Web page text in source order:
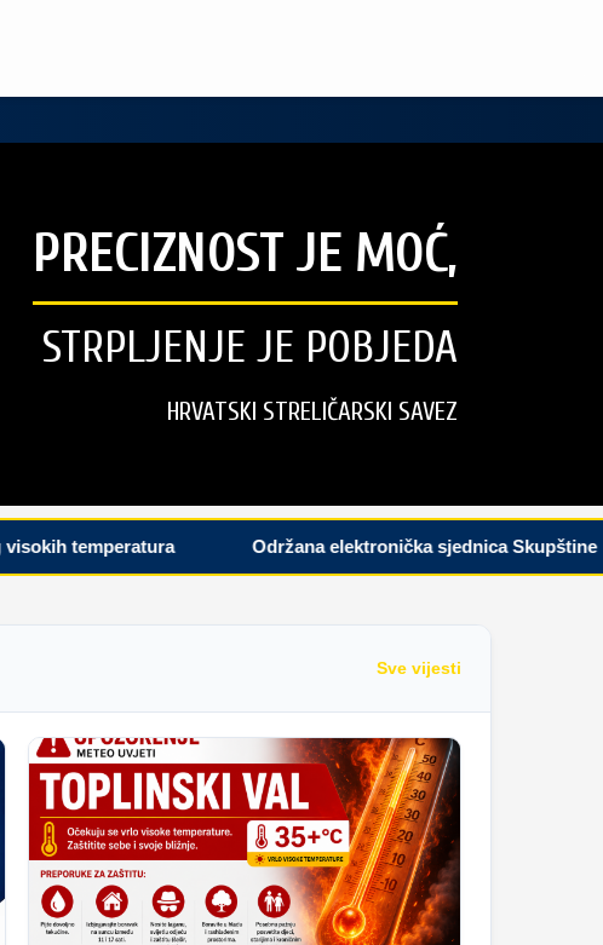
PRECIZNOST JE MOĆ,
STRPLJENJE JE POBJEDA
HRVATSKI STRELIČARSKI SAVEZ
temperatura Održana elektronička sjednica Skupštine
Sve vijesti